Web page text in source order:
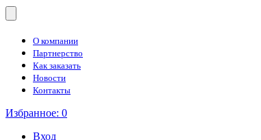
О компании
Партнерство
Как заказать
Новости
Контакты
Избранное: 0
Вход